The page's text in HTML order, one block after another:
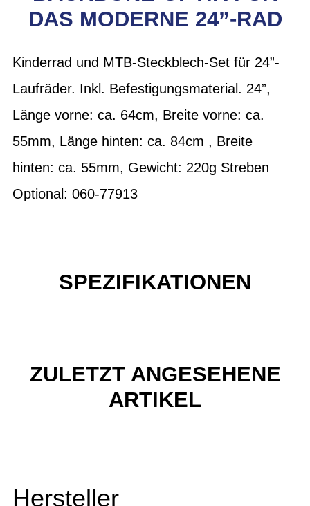
DAS MODERNE 24”-RAD
Kinderrad und MTB-Steckblech-Set für 24”-
Laufräder. Inkl. Befestigungsmaterial. 24”,
Länge vorne: ca. 64cm, Breite vorne: ca.
55mm, Länge hinten: ca. 84cm , Breite
hinten: ca. 55mm, Gewicht: 220g Streben
Optional: 060-77913
SPEZIFIKATIONEN
ZULETZT ANGESEHENE
ARTIKEL
Hersteller